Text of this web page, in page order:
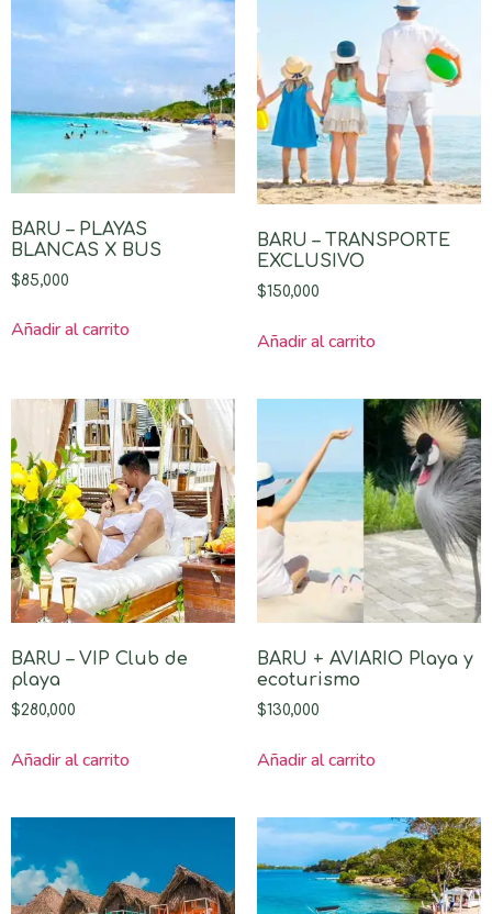
BARU – PLAYAS
BLANCAS X BUS
$85,000
Añadir al carrito
BARU – TRANSPORTE
EXCLUSIVO
$150,000
Añadir al carrito
BARU – VIP Club de
playa
$280,000
Añadir al carrito
BARU + AVIARIO Playa y
ecoturismo
$130,000
Añadir al carrito